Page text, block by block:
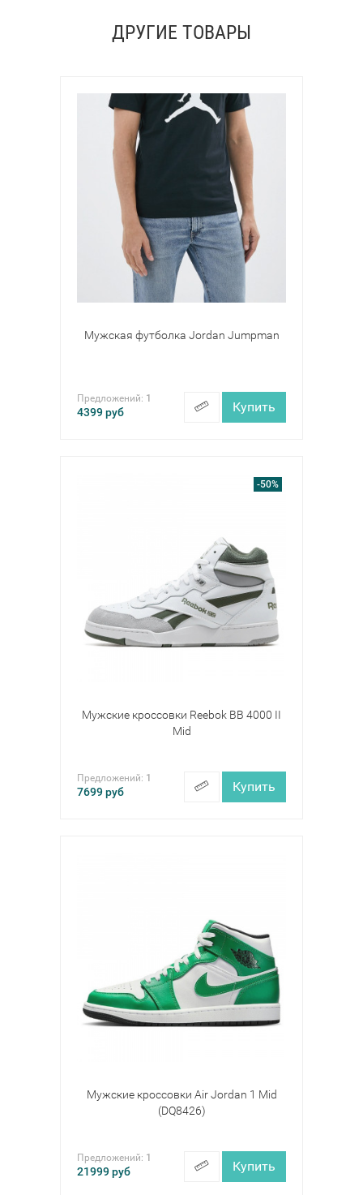
ДРУГИЕ ТОВАРЫ
Мужская футболка Jordan Jumpman
Предложений: 1
4399руб Купить
-50%
Мужские кроссовки Reebok BB 4000 II
Mid
Предложений: 1
7699руб Купить
Мужские кроссовки Air Jordan 1 Mid
(DQ8426)
Предложений: 1
21999руб Купить